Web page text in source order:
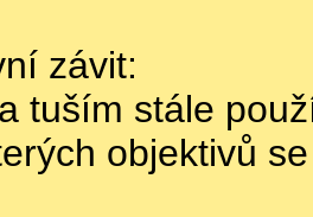
závit:
tuším stále
objektivů